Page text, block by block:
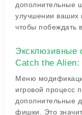
дополнительные
улучшении ваших
чтобы побеждать
Catch the
Меню
игровой процесс
дополнительные
фишки. Это